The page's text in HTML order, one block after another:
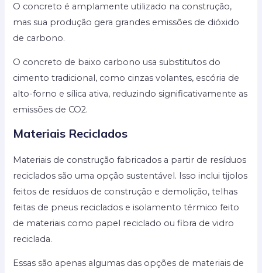
O concreto é amplamente utilizado na construção,
mas sua produção gera grandes emissões de dióxido
de carbono.
O concreto de baixo carbono usa substitutos do
cimento tradicional, como cinzas volantes, escória de
alto-forno e sílica ativa, reduzindo significativamente as
emissões de CO2.
Materiais Reciclados
Materiais de construção fabricados a partir de resíduos
reciclados são uma opção sustentável. Isso inclui tijolos
feitos de resíduos de construção e demolição, telhas
feitas de pneus reciclados e isolamento térmico feito
de materiais como papel reciclado ou fibra de vidro
reciclada.
Essas são apenas algumas das opções de materiais de